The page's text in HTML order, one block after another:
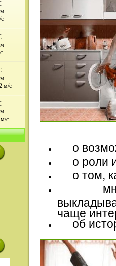
о
о роли
о том,
чаще
об